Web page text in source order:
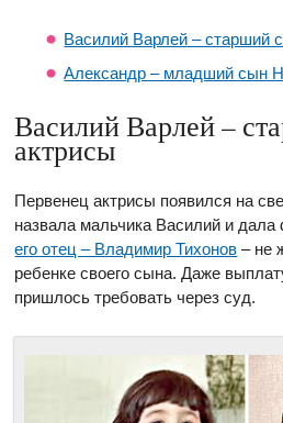
Василий Варлей – старший
Александр – младший сын
Василий Варлей –
актрисы
Первенец актрисы появился на
назвала мальчика Василий и
его отец – Владимир Тихонов – не
ребенке своего сына. Даже
пришлось требовать через суд.